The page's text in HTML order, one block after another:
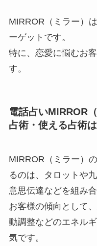
MIRROR（ミラー）
ーゲットです。
特に、恋愛に悩むお
す。
電話占いMIRROR
占術・使える占術
MIRROR（ミラー）
るのは、タロットや
意思伝達などを組み
お客様の傾向として
動調整などのエネル
気です。